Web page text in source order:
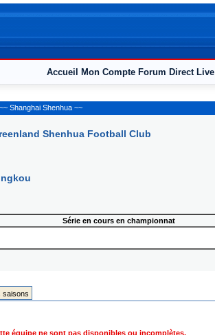
Accueil Mon Compte Forum Direct Live
~~ Shanghai Shenhua ~~
Shenhua Football Club
Série en cours en championnat
saisons
équipe ne sont pas disponibles ou incomplètes.